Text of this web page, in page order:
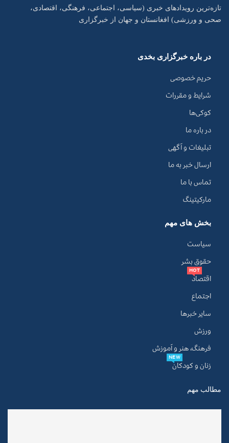
تازه‌ترین رویدادهای خبری (سیاسی، اجتماعی، فرهنگی، اقتصادی،
صحی و ورزشی) افغانستان و جهان از خبرگزاری
در باره خبرگزاری بخدی
حریم خصوصی
شرایط و مقررات
کوکی‌ها
در باره ما
تبلیغات و آگهی
ارسال خبر به ما
تماس با ما
مارکیتینگ
بخش های مهم
سیاست
حقوق بشر
اقتصاد
HOT
اجتماع
سایر خبرها
ورزش
فرهنگ، هنر و آموزش
زنان و کودکان
NEW
مطالب مهم